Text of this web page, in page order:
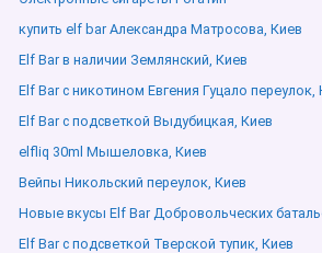
купить elf bar Александра Матросова, Киев
Elf Bar в наличии Землянский, Киев
Elf Bar с никотином Евгения Гуцало переулок,
Elf Bar с подсветкой Выдубицкая, Киев
elfliq 30ml Мышеловка, Киев
Вейпы Никольский переулок, Киев
Новые вкусы Elf Bar Добровольческих
Elf Bar с подсветкой Тверской тупик, Киев